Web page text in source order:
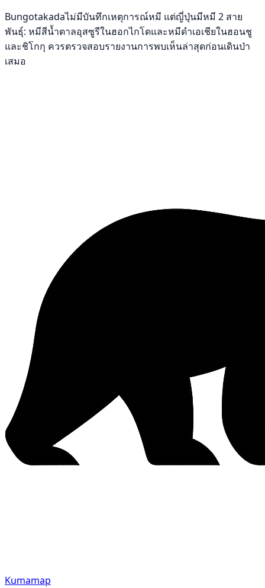
Bungotakadaไม่มีบันทึกเหตุการณ์หมี แต่ญี่ปุ่นมีหมี 2 สาย
พันธุ์: หมีสีน้ำตาลอุสซูรีในฮอกไกโดและหมีดำเอเชียในฮอนชู
และชิโกกุ ควรตรวจสอบรายงานการพบเห็นล่าสุดก่อนเดินป่า
เสมอ
Kumamap